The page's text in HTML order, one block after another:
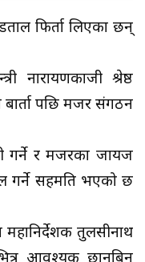
फिर्ता लिएका छन्
नारायणकाजी श्रेष्ठ
पछि मजदुर संगठन
गर्ने र मजदुरका जायज
गर्ने सहमति भएको छ
महानिर्देशक तुलसीनाथ